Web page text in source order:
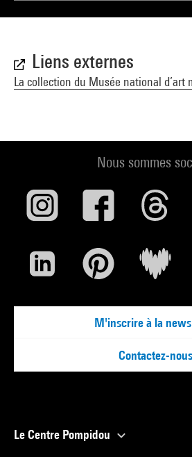
Liens externes
La collection du Musée national d’art
Nous sommes
M'inscrire à la
Contactez-nous
Le Centre Pompidou